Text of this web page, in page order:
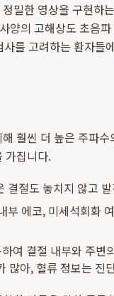
밀한 영상을 구현
양의 고해상도 초음
를 고려하는 환자들
훨씬 더 높은 주파
가집니다.
결절도 놓치지 않고
부 에코, 미세석회화
여 결절 내부와 주변
많아, 혈류 정보는 진